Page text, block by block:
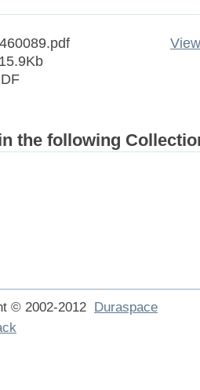
the following
© 2002-2012 Duraspace